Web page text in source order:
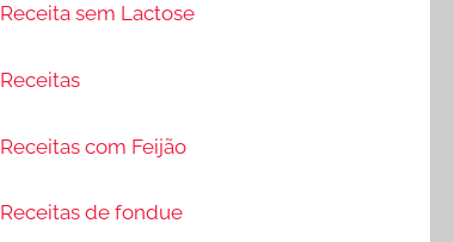
Receita sem Lactose
Receitas
Receitas com Feijão
Receitas de fondue